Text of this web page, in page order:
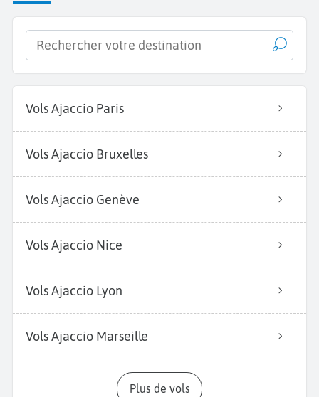
Vols Ajaccio Paris
Vols Ajaccio Bruxelles
Vols Ajaccio Genève
Vols Ajaccio Nice
Vols Ajaccio Lyon
Vols Ajaccio Marseille
Plus de vols